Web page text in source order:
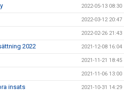
2022-05-13 08:30
2022-03-12 20:47
2022-02-26 21:43
2022 2021-12-08 16:04
2021-11-21 18:45
2021-11-06 13:00
insats 2021-10-31 14:29